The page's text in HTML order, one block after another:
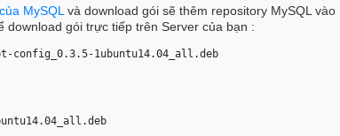
MySQL và download gói sẽ thêm repository MySQL vào
download gói trực tiếp trên Server của bạn :
config_0.3.5-1ubuntu14.04_all.deb